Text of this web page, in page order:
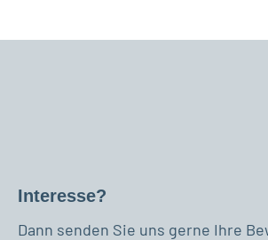
Interesse?
Dann senden Sie uns gerne Ihre